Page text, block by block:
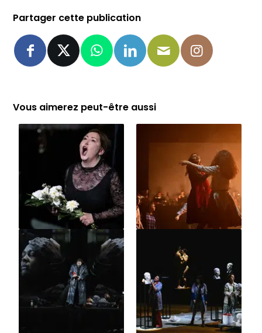
Partager cette publication
Vous aimerez peut-être aussi